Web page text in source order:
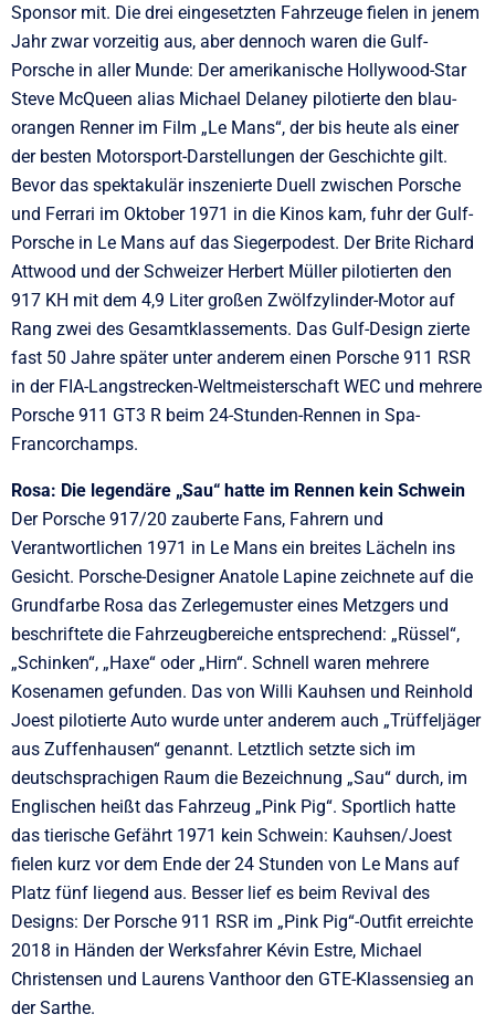
Sponsor mit. Die drei eingesetzten Fahrzeuge fielen in jenem
Jahr zwar vorzeitig aus, aber dennoch waren die Gulf-
Porsche in aller Munde: Der amerikanische Hollywood-Star
Steve McQueen alias Michael Delaney pilotierte den blau-
orangen Renner im Film „Le Mans“, der bis heute als einer
der besten Motorsport-Darstellungen der Geschichte gilt.
Bevor das spektakulär inszenierte Duell zwischen Porsche
und Ferrari im Oktober 1971 in die Kinos kam, fuhr der Gulf-
Porsche in Le Mans auf das Siegerpodest. Der Brite Richard
Attwood und der Schweizer Herbert Müller pilotierten den
917 KH mit dem 4,9 Liter großen Zwölfzylinder-Motor auf
Rang zwei des Gesamtklassements. Das Gulf-Design zierte
fast 50 Jahre später unter anderem einen Porsche 911 RSR
in der FIA-Langstrecken-Weltmeisterschaft WEC und mehrere
Porsche 911 GT3 R beim 24-Stunden-Rennen in Spa-
Francorchamps.
Rosa: Die legendäre „Sau“ hatte im Rennen kein Schwein
Der Porsche 917/20 zauberte Fans, Fahrern und
Verantwortlichen 1971 in Le Mans ein breites Lächeln ins
Gesicht. Porsche-Designer Anatole Lapine zeichnete auf die
Grundfarbe Rosa das Zerlegemuster eines Metzgers und
beschriftete die Fahrzeugbereiche entsprechend: „Rüssel“,
„Schinken“, „Haxe“ oder „Hirn“. Schnell waren mehrere
Kosenamen gefunden. Das von Willi Kauhsen und Reinhold
Joest pilotierte Auto wurde unter anderem auch „Trüffeljäger
aus Zuffenhausen“ genannt. Letztlich setzte sich im
deutschsprachigen Raum die Bezeichnung „Sau“ durch, im
Englischen heißt das Fahrzeug „Pink Pig“. Sportlich hatte
das tierische Gefährt 1971 kein Schwein: Kauhsen/Joest
fielen kurz vor dem Ende der 24 Stunden von Le Mans auf
Platz fünf liegend aus. Besser lief es beim Revival des
Designs: Der Porsche 911 RSR im „Pink Pig“-Outfit erreichte
2018 in Händen der Werksfahrer Kévin Estre, Michael
Christensen und Laurens Vanthoor den GTE-Klassensieg an
der Sarthe.